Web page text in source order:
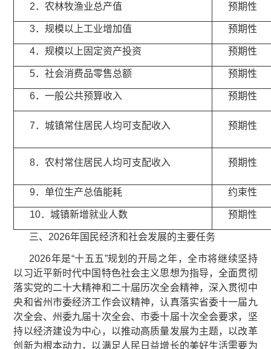
2．农林牧渔业总产值 预期性
3．规模以上工业增加值 预期性
4．规模以上固定资产投资 预期性
5．社会消费品零售总额 预期性
6．一般公共预算收入 预期性
7．城镇常住居民人均可支配收入 预期性
8．农村常住居民人均可支配收入 预期性
9．单位生产总值能耗 约束性
10．城镇新增就业人数 预期性
三、2026年国民经济和社会发展的主要任务
2026年是“十五五”规划的开局之年，全市将继续坚持
以习近平新时代中国特色社会主义思想为指导，全面贯彻
落实党的二十大精神和二十届历次全会精神，深入贯彻中
央和省州市委经济工作会议精神，认真落实省委十一届九
次全会、州委九届十次全会、市委十届十次全会要求，坚
持以经济建设为中心，以推动高质量发展为主题，以改革
创新为根本动力，以满足人民日益增长的美好生活需要为